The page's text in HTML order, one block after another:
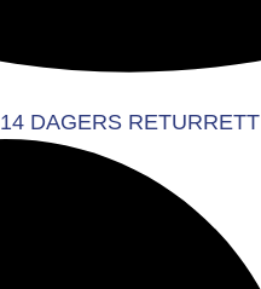
14 DAGERS RETURRETT